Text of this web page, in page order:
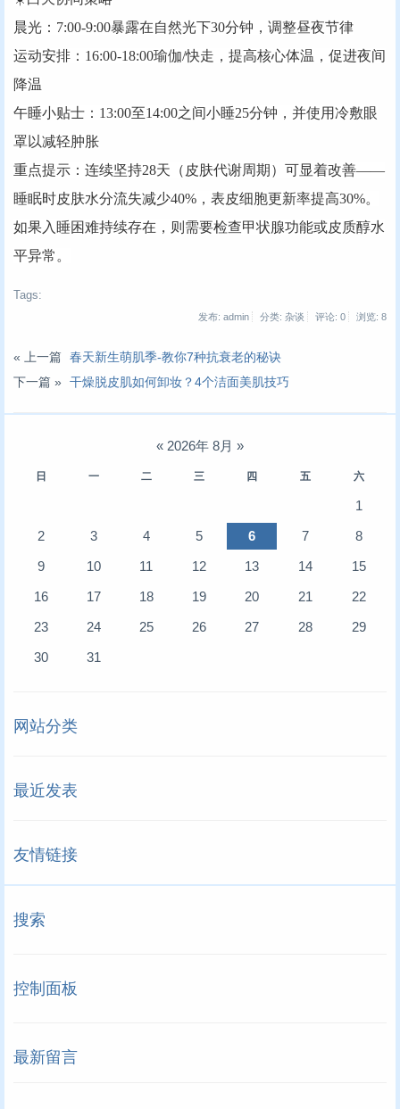
‌晨光‌：7:00-9:00暴露在自然光下30分钟，调整昼夜节律
‌运动安排‌：16:00-18:00瑜伽/快走，提高核心体温，促进夜间
降温
‌午睡小贴士‌：13:00至14:00之间小睡25分钟，并使用冷敷眼
罩以减轻肿胀
‌重点提示‌：连续坚持28天（皮肤代谢周期）可显着改善——
睡眠时皮肤水分流失减少40%，表皮细胞更新率提高30%。
如果入睡困难持续存在，则需要检查甲状腺功能或皮质醇水
平异常。
Tags:
发布: admin 分类: 杂谈 评论: 0 浏览: 8
« 上一篇
春天新生萌肌季-教你7种抗衰老的秘诀
下一篇 » 干燥脱皮肌如何卸妆？4个洁面美肌技巧
« 2026年 8月 »
日 一 二 三 四 五 六
1
2
3 4 5 6 7
8
9
10 11 12 13 14
15
16
17 18 19 20 21
22
23
24 25 26 27 28
29
30
31
网站分类
最近发表
友情链接
搜索
控制面板
最新留言